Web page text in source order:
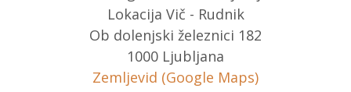
Lokacija Vič - Rudnik
Ob dolenjski železnici 182
1000 Ljubljana
Zemljevid (Google Maps)